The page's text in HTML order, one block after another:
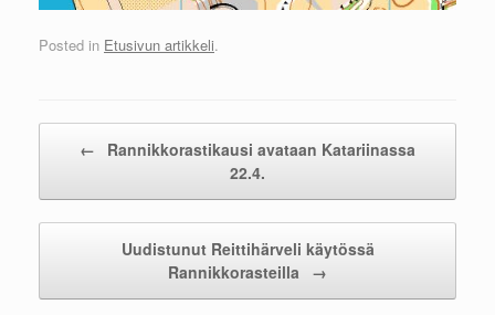
Posted in Etusivun artikkeli.
←
Rannikkorastikausi avataan Katariinassa
22.4.
Uudistunut Reittihärveli käytössä
Rannikkorasteilla
→